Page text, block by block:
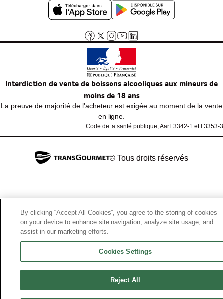
Interdiction de vente de boissons alcooliques aux mineurs de
moins de 18 ans
La preuve de majorité de l'acheteur est exigée au moment de la vente
en ligne.
Code de la santé publique, Aar.l.3342-1 et l.3353-3
© Tous droits réservés
By clicking “Accept All Cookies”, you agree to the storing of cookies
on your device to enhance site navigation, analyze site usage, and
assist in our marketing efforts.
Cookies Settings
Reject All